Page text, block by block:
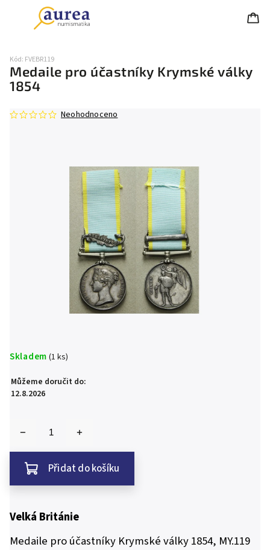
Medaile pro účastníky Krymské války
1854
Kód: FVEBR119
Neohodnoceno
Skladem (1 ks)
Můžeme doručit do:
12.8.2026
Přidat do košíku
Velká Británie
Medaile pro účastníky Krymské války 1854, MY.119